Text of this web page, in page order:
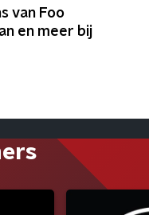
van Foo
en meer bij